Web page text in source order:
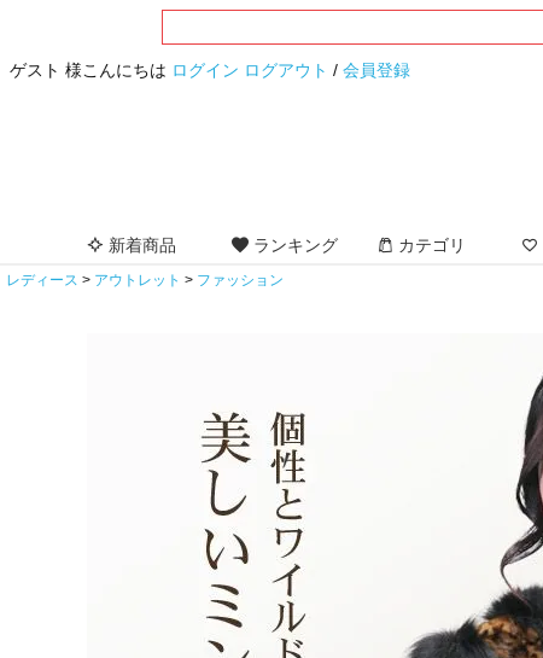
ゲスト 様こんにちは ログイン ログアウト / 会員登録
新着商品 ランキング カテゴリ
レディース アウトレット ファッション